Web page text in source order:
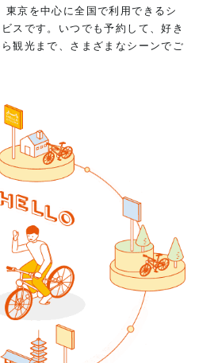
京を中心に全国で利用できるシ
スです。いつでも予約して、好き
観光まで、さまざまなシーンでご